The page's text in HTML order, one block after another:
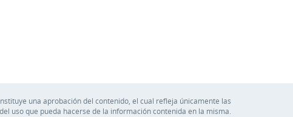
una aprobación del contenido, el cual refleja únicamente las
uso que pueda hacerse de la información contenida en la misma.